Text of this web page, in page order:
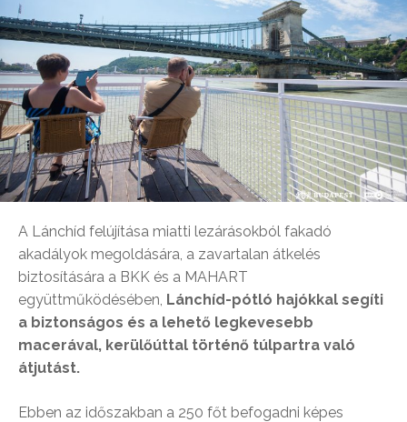
A Lánchíd felújítása miatti lezárásokból fakadó
akadályok megoldására, a zavartalan átkelés
biztosítására a BKK és a MAHART
együttműködésében, Lánchíd-pótló hajókkal segíti
a biztonságos és a lehető legkevesebb
macerával, kerülőúttal történő túlpartra való
átjutást.
Ebben az időszakban a 250 főt befogadni képes